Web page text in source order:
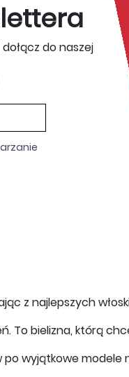
do naszej
z najlepszych
To bielizna, którą
wyjątkowe modele